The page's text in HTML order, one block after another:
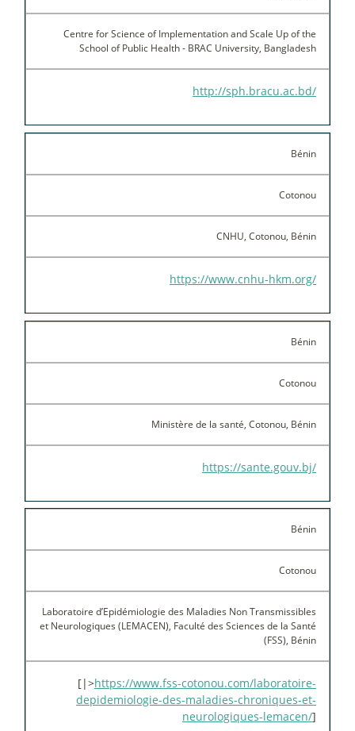
Centre for Science of Implementation and Scale Up of the
School of Public Health - BRAC University, Bangladesh
http://sph.bracu.ac.bd/
Bénin
Cotonou
CNHU, Cotonou, Bénin
https://www.cnhu-hkm.org/
Bénin
Cotonou
Ministère de la santé, Cotonou, Bénin
https://sante.gouv.bj/
Bénin
Cotonou
Laboratoire d’Epidémiologie des Maladies Non Transmissibles
et Neurologiques (LEMACEN), Faculté des Sciences de la Santé
(FSS), Bénin
[|>https://www.fss-cotonou.com/laboratoire-
depidemiologie-des-maladies-chroniques-et-
neurologiques-lemacen/]